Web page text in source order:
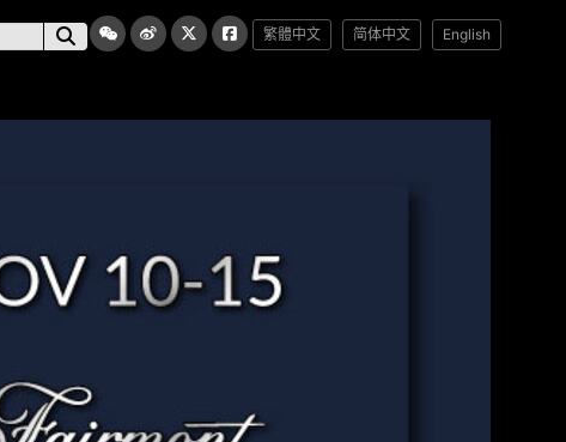
繁體中文 简体中文 English